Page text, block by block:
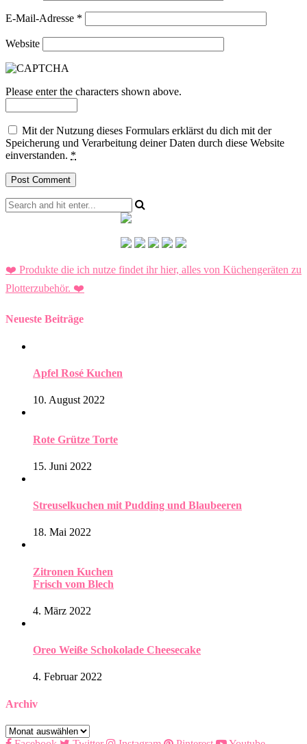
E-Mail-Adresse *
Website
Please enter the characters shown above.
Mit der Nutzung dieses Formulars erklärst du dich mit der
Speicherung und Verarbeitung deiner Daten durch diese Website
einverstanden. *
❤️ Produkte die ich nutze findet ihr hier, alles von Küchengeräten zu
Plotterzubehör. ❤️
Neueste Beiträge
Apfel Rosé Kuchen
10. August 2022
Rote Grütze Torte
15. Juni 2022
Streuselkuchen mit Pudding und Blaubeeren
18. Mai 2022
Zitronen Kuchen
Frisch vom Blech
4. März 2022
Oreo Weiße Schokolade Cheesecake
4. Februar 2022
Archiv
Archiv